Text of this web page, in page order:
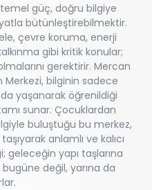
güç, doğru bilgiye
bütünleştirebilmektir.
çevre koruma, enerji
gibi kritik konular;
gerektirir. Mercan
Merkezi, bilginin sadece
yaşanarak öğrenildiği
sunar. Çocuklardan
buluştuğu bu merkez,
anlamlı ve kalıcı
geleceğin yapı taşlarına
değil, yarına da